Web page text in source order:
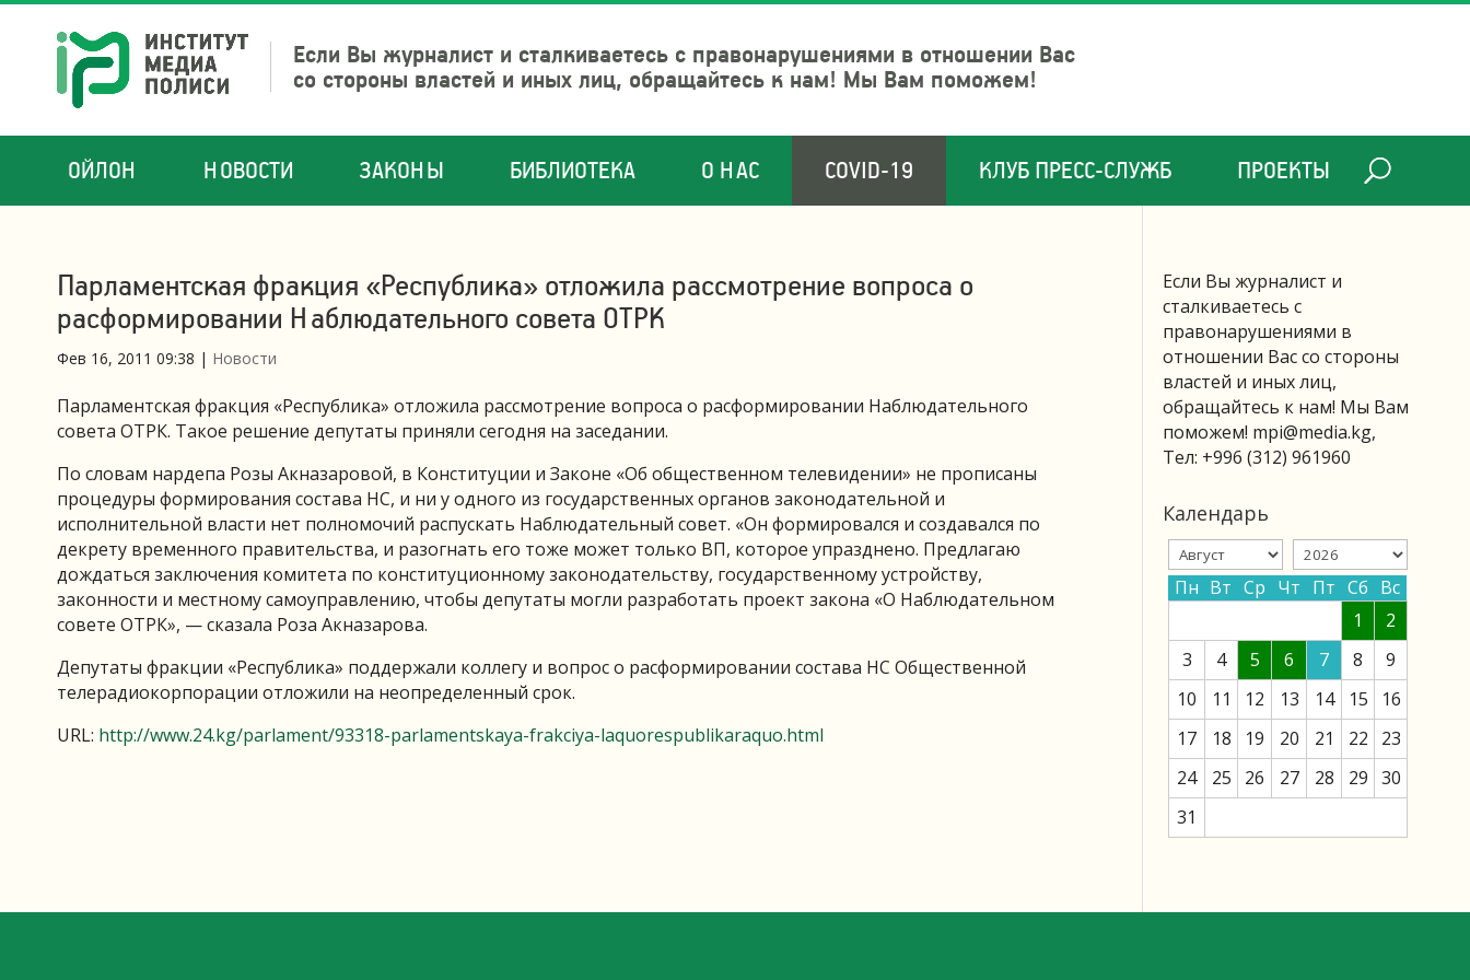
Если Вы журналист и сталкиваетесь с правонарушениями в отношении Вас
со стороны властей и иных лиц, обращайтесь к нам! Мы Вам поможем!
ОЙЛОН НОВОСТИ ЗАКОНЫ БИБЛИОТЕКА О НАС COVID-19 КЛУБ ПРЕСС-СЛУЖБ ПРОЕКТЫ
Парламентская фракция «Республика» отложила рассмотрение вопроса о
расформировании Наблюдательного совета ОТРК
Фев 16, 2011 09:38 | Новости
Парламентская фракция «Республика» отложила рассмотрение вопроса о расформировании Наблюдательного
совета ОТРК. Такое решение депутаты приняли сегодня на заседании.
По словам нардепа Розы Акназаровой, в Конституции и Законе «Об общественном телевидении» не прописаны
процедуры формирования состава НС, и ни у одного из государственных органов законодательной и
исполнительной власти нет полномочий распускать Наблюдательный совет. «Он формировался и создавался по
декрету временного правительства, и разогнать его тоже может только ВП, которое упразднено. Предлагаю
дождаться заключения комитета по конституционному законодательству, государственному устройству,
законности и местному самоуправлению, чтобы депутаты могли разработать проект закона «О Наблюдательном
совете ОТРК», — сказала Роза Акназарова.
Депутаты фракции «Республика» поддержали коллегу и вопрос о расформировании состава НС Общественной
телерадиокорпорации отложили на неопределенный срок.
URL: http://www.24.kg/parlament/93318-parlamentskaya-frakciya-laquorespublikaraquo.html
Если Вы журналист и
сталкиваетесь с
правонарушениями в
отношении Вас со стороны
властей и иных лиц,
обращайтесь к нам! Мы Вам
поможем! mpi@media.kg,
Тел: +996 (312) 961960
Календарь
Пн Вт Ср Чт Пт Сб Вс
1
2
3
4 5 6 7 8
9
10
11 12 13 14 15
16
17
18 19 20 21 22
23
24
25 26 27 28 29 30
31